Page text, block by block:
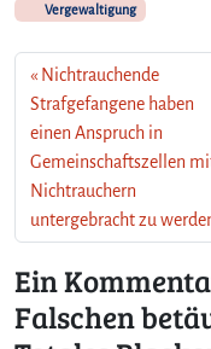
Vergewaltigung
Nichtrauchende
Strafgefangene haben
einen Anspruch in
Gemeinschaftszellen
Nichtrauchern
untergebracht zu
Ein
Falschen